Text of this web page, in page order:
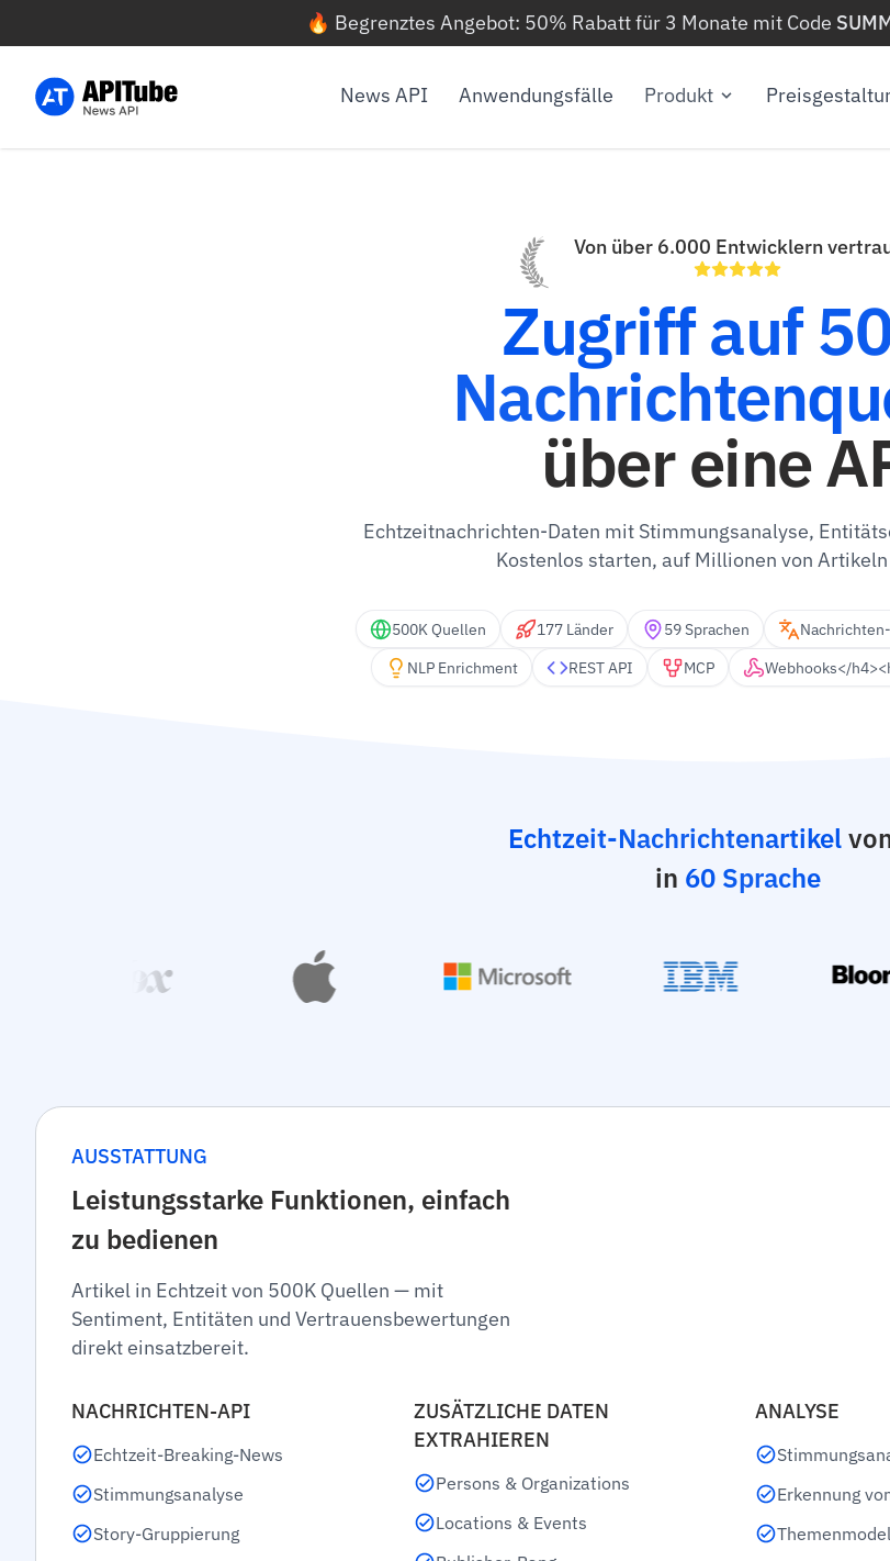
🔥 Begrenztes Angebot: 50% Rabatt für 3 Monate mit Code
News API Anwendungsfälle Produkt
Von über 6.000 Entwicklern
Zugriff auf
über eine
Echtzeitnachrichten-Daten mit Stimmungsanalyse,
Kostenlos starten, auf Millionen von
500K Quellen 177 Länder 59 Sprachen
NLP Enrichment
REST API MCP Webhooks</
Echtzeit-Nachrichtenartikel
in 60 Sprache
AUSSTATTUNG
Leistungsstarke Funktionen, einfach
zu bedienen
Artikel in Echtzeit von 500K Quellen — mit
Sentiment, Entitäten und Vertrauensbewertungen
direkt einsatzbereit.
NACHRICHTEN-API
Echtzeit-Breaking-News
Stimmungsanalyse
Story-Gruppierung
ZUSÄTZLICHE DATEN
EXTRAHIEREN
Persons & Organizations
Locations & Events
ANALYSE
Erkennung